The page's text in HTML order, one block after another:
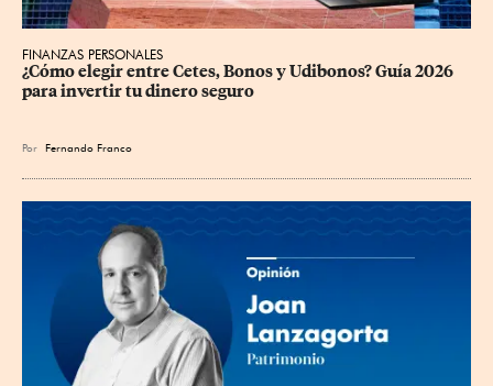
FINANZAS PERSONALES
¿Cómo elegir entre Cetes, Bonos y Udibonos? Guía 2026
para invertir tu dinero seguro
Por Fernando Franco